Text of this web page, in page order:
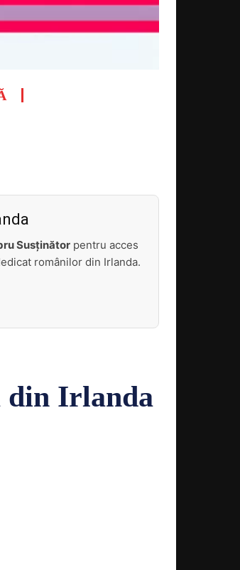
Susținător pentru acces
românilor din Irlanda.
din Irlanda